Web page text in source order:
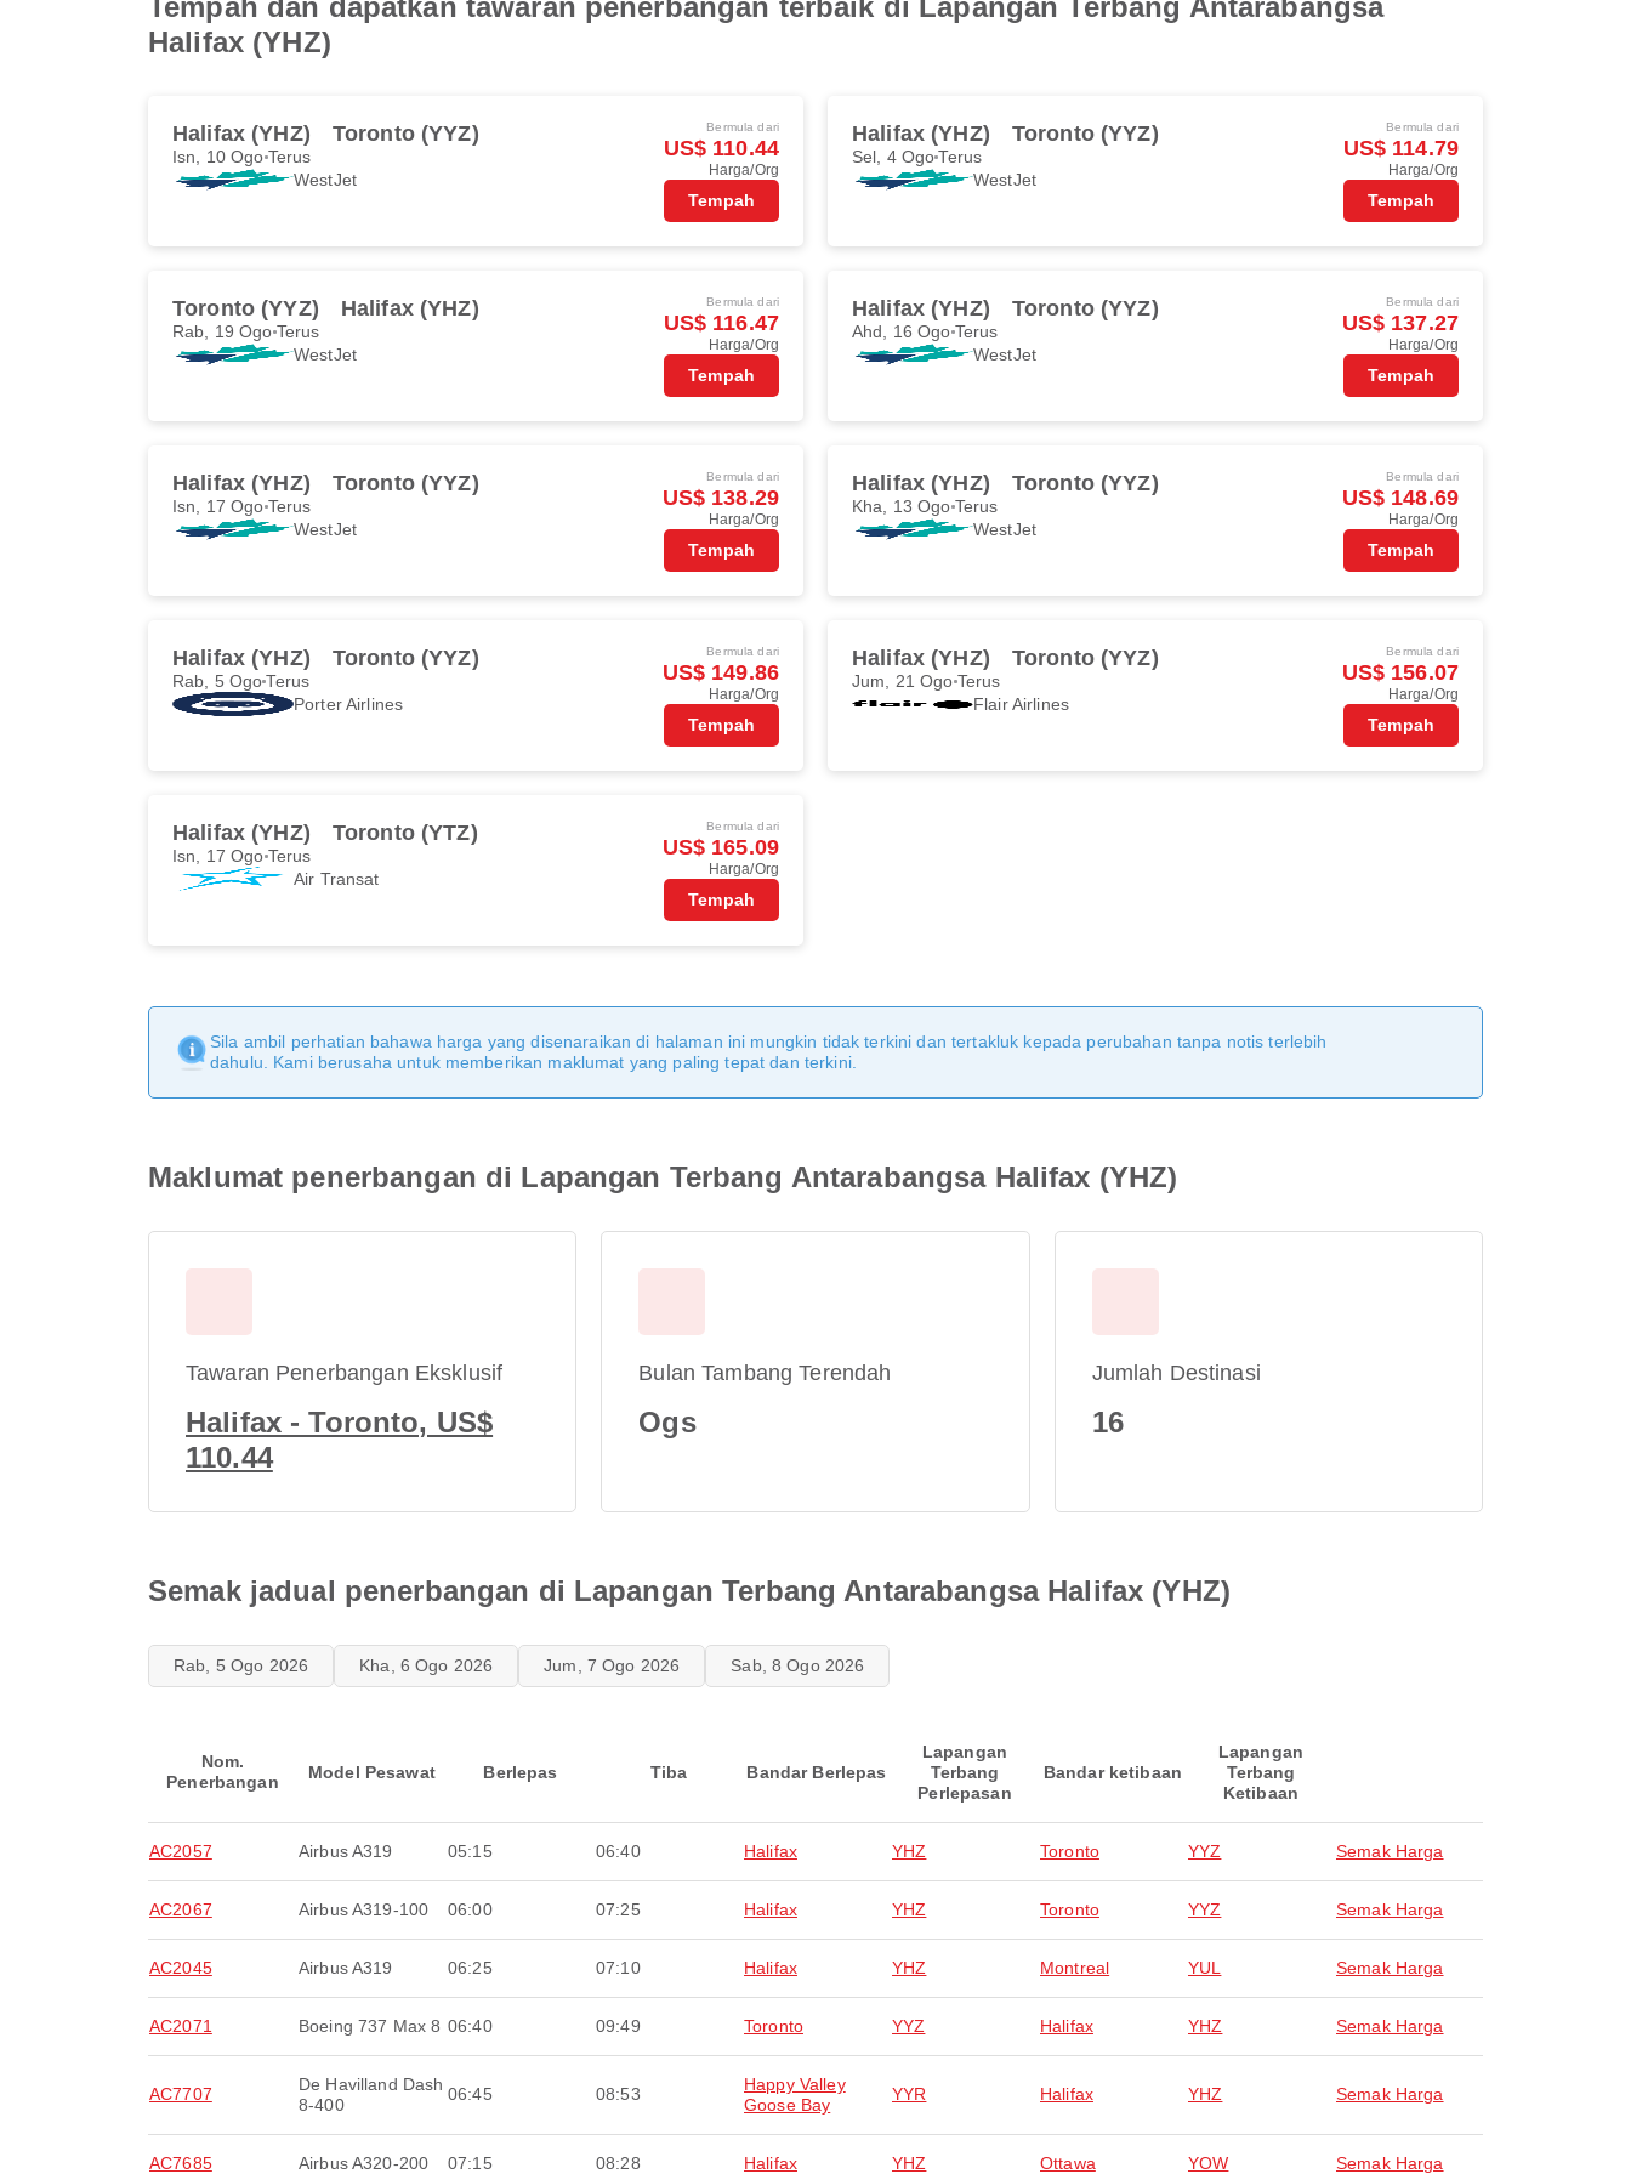
Tempah dan dapatkan tawaran penerbangan terbaik di Lapangan Terbang Antarabangsa
Halifax (YHZ)
Halifax (YHZ) Toronto (YYZ)
Isn, 10 Ogo Terus
WestJet
Bermula dari
US$ 110.44
Harga/Org
Tempah
Halifax (YHZ) Toronto (YYZ)
Sel, 4 OgoTerus
WestJet
Bermula dari
US$ 114.79
Harga/Org
Tempah
Toronto (YYZ) Halifax (YHZ)
Rab, 19 Ogo Terus
WestJet
Bermula dari
US$ 116.47
Harga/Org
Tempah
Halifax (YHZ) Toronto (YYZ)
Ahd, 16 Ogo Terus
WestJet
Bermula dari
US$ 137.27
Harga/Org
Tempah
Halifax (YHZ) Toronto (YYZ)
Isn, 17 Ogo Terus
WestJet
Bermula dari
US$ 138.29
Harga/Org
Tempah
Halifax (YHZ) Toronto (YYZ)
Kha, 13 Ogo Terus
WestJet
Bermula dari
US$ 148.69
Harga/Org
Tempah
Halifax (YHZ) Toronto (YYZ)
Rab, 5 OgoTerus
Porter Airlines
Bermula dari
US$ 149.86
Harga/Org
Tempah
Halifax (YHZ) Toronto (YYZ)
Jum, 21 Ogo Terus
Flair Airlines
Bermula dari
US$ 156.07
Harga/Org
Tempah
Halifax (YHZ) Toronto (YTZ)
Isn, 17 Ogo Terus
Air Transat
Bermula dari
US$ 165.09
Harga/Org
Tempah
Sila ambil perhatian bahawa harga yang disenaraikan di halaman ini mungkin tidak terkini dan tertakluk kepada perubahan tanpa notis terlebih
dahulu. Kami berusaha untuk memberikan maklumat yang paling tepat dan terkini.
Maklumat penerbangan di Lapangan Terbang Antarabangsa Halifax (YHZ)
Tawaran Penerbangan Eksklusif
Halifax - Toronto, US$
110.44
Bulan Tambang Terendah
Ogs
Jumlah Destinasi
16
Semak jadual penerbangan di Lapangan Terbang Antarabangsa Halifax (YHZ)
Rab, 5 Ogo 2026 Kha, 6 Ogo 2026 Jum, 7 Ogo 2026 Sab, 8 Ogo 2026
Nom.
Penerbangan
Model Pesawat Berlepas Tiba Bandar Berlepas
Lapangan
Terbang
Perlepasan
Bandar ketibaan
Lapangan
Terbang
Ketibaan
AC2057 Airbus A319 05:15 06:40 Halifax YHZ Toronto YYZ Semak Harga
AC2067 Airbus A319-100 06:00 07:25 Halifax YHZ Toronto YYZ Semak Harga
AC2045 Airbus A319 06:25 07:10 Halifax YHZ Montreal YUL Semak Harga
AC2071 Boeing 737 Max 8 06:40 09:49 Toronto YYZ Halifax YHZ Semak Harga
AC7707
De Havilland Dash
8-400
06:45 08:53
Happy Valley
Goose Bay
YYR Halifax YHZ Semak Harga
AC7685 Airbus A320-200 07:15 08:28 Halifax YHZ Ottawa YOW Semak Harga